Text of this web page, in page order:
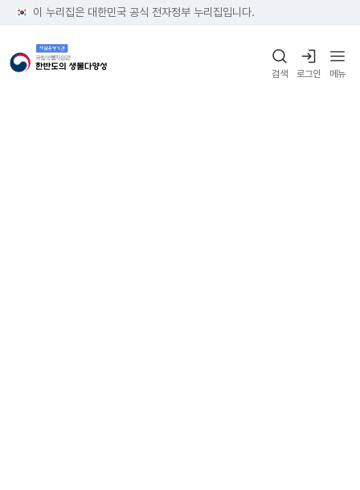
이 누리집은 대한민국 공식 전자정부 누리집입니다.
검색 로그인 메뉴